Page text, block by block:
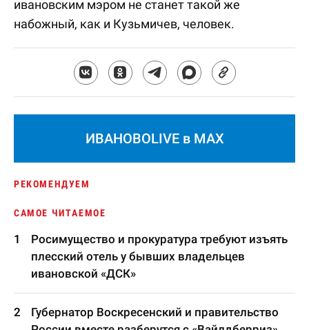
ивановским мэром не станет такой же
набожный, как и Кузьмичев, человек.
ИВАНОВОLIVE в MAX
РЕКОМЕНДУЕМ
САМОЕ ЧИТАЕМОЕ
Росимущество и прокуратура требуют изъять
плесский отель у бывших владельцев
ивановской «ДСК»
Губернатор Воскресенский и правительство